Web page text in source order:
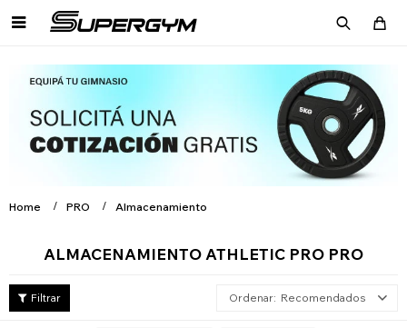

Home PRO Almacenamiento
ALMACENAMIENTO ATHLETIC PRO PRO
Recomendados